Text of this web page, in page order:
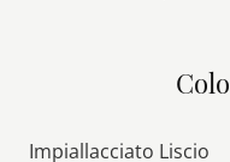
Impiallacciato Liscio